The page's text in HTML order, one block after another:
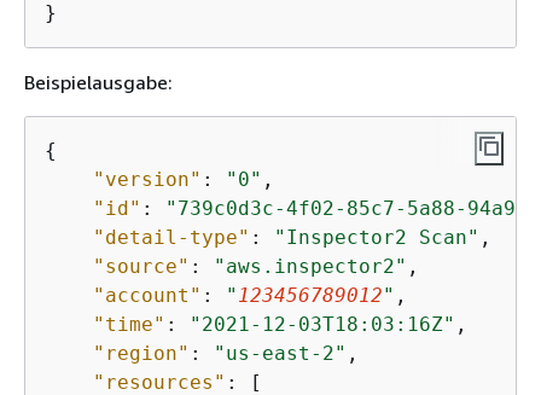
}
Beispielausgabe:
{
"version" : "0" ,
"id" :
"739c0d3c-4f02-85c7-5a88-
"detail-type" : "Inspector2 Scan" ,
"source" : "aws.inspector2" ,
"account" : " 123456789012" ,
"time" : "2021-12-03T18:03:16Z" ,
"region" : "us-east-2" ,
"resources" : [